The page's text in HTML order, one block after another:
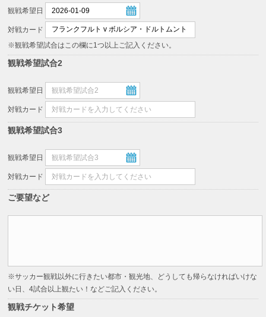
観戦希望日
対戦カード
※観戦希望試合はこの欄に1つ以上ご記入ください。
観戦希望試合2
観戦希望日
対戦カード
観戦希望試合3
観戦希望日
対戦カード
ご要望など
※サッカー観戦以外に行きたい都市・観光地、どうしても帰らなければいけな
い日、4試合以上観たい！などご記入ください。
観戦チケット希望